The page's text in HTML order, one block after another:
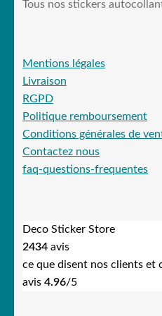
Tous nos stickers
Mentions légales
Livraison
RGPD
Politique remboursement
Conditions générales de
Contactez nous
faq-questions-frequentes
Deco Sticker Store
2434 avis
ce que disent nos clients et
avis 4.96/5